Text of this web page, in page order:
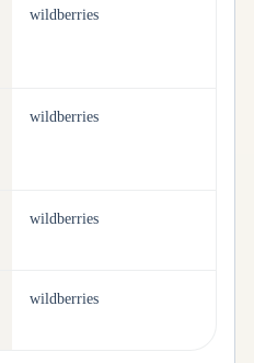
wildberries
wildberries
wildberries
wildberries